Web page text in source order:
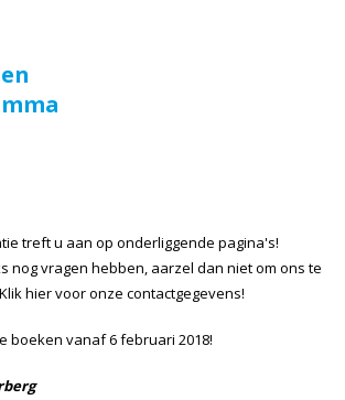
treft u aan op onderliggende pagina's!
nog vragen hebben, aarzel dan niet om ons te
hier voor onze contactgegevens!
boeken vanaf 6 februari 2018!